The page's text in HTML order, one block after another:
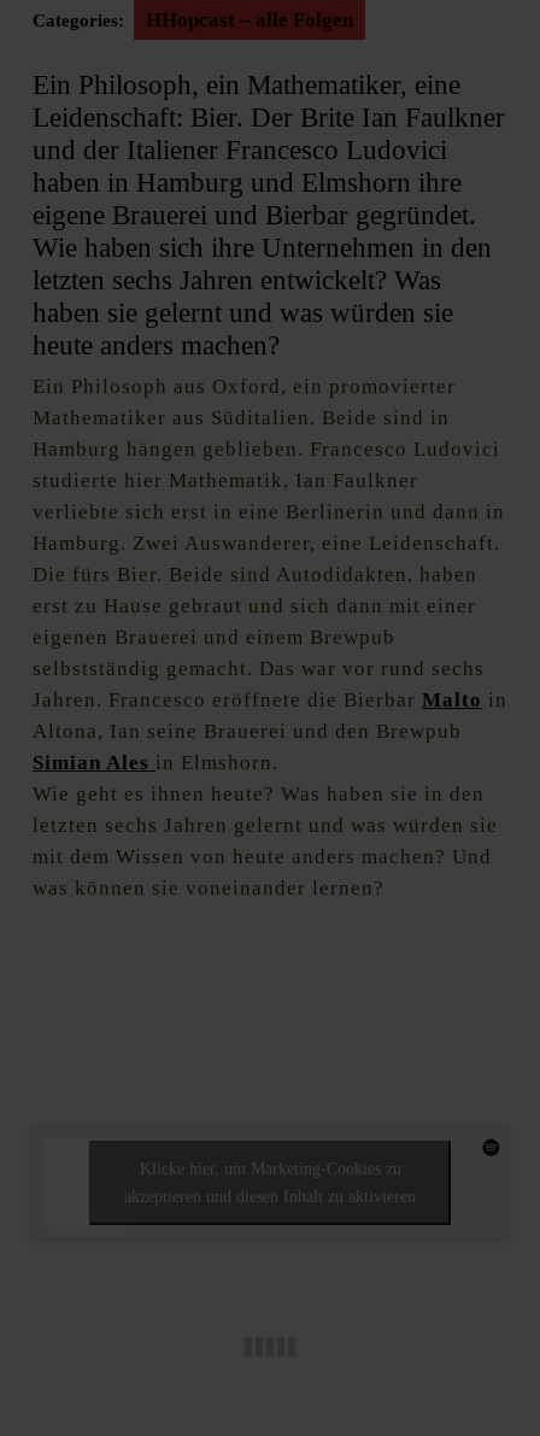
Categories: HHopcast – alle Folgen
Ein Philosoph, ein Mathematiker, eine
Leidenschaft: Bier. Der Brite Ian Faulkner
und der Italiener Francesco Ludovici
haben in Hamburg und Elmshorn ihre
eigene Brauerei und Bierbar gegründet.
Wie haben sich ihre Unternehmen in den
letzten sechs Jahren entwickelt? Was
haben sie gelernt und was würden sie
heute anders machen?
Ein Philosoph aus Oxford, ein promovierter
Mathematiker aus Süditalien. Beide sind in
Hamburg hängen geblieben. Francesco Ludovici
studierte hier Mathematik, Ian Faulkner
verliebte sich erst in eine Berlinerin und dann in
Hamburg. Zwei Auswanderer, eine Leidenschaft.
Die fürs Bier. Beide sind Autodidakten, haben
erst zu Hause gebraut und sich dann mit einer
eigenen Brauerei und einem Brewpub
selbstständig gemacht. Das war vor rund sechs
Jahren. Francesco eröffnete die Bierbar Malto in
Altona, Ian seine Brauerei und den Brewpub
Simian Ales in Elmshorn.
Wie geht es ihnen heute? Was haben sie in den
letzten sechs Jahren gelernt und was würden sie
mit dem Wissen von heute anders machen? Und
was können sie voneinander lernen?
Klicke hier, um Marketing-Cookies zu
akzeptieren und diesen Inhalt zu aktivieren